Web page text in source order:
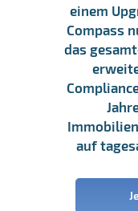
einem
Compass
das
auf